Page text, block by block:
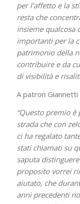
per l’affetto e la
resta che
insieme qualcosa
importanti per la
patrimonio della
contribuire e da
di visibilità e
A patron Giannetti
“Questo premio
strada che con
ci ha regalato
stati chiamati su
saputa
proposito vorrei
aiutato, che
anni precedenti